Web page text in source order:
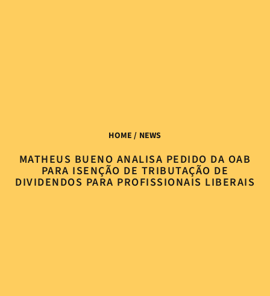
HOME / NEWS
MATHEUS BUENO ANALISA PEDIDO DA OAB
PARA ISENÇÃO DE TRIBUTAÇÃO DE
DIVIDENDOS PARA PROFISSIONAIS LIBERAIS